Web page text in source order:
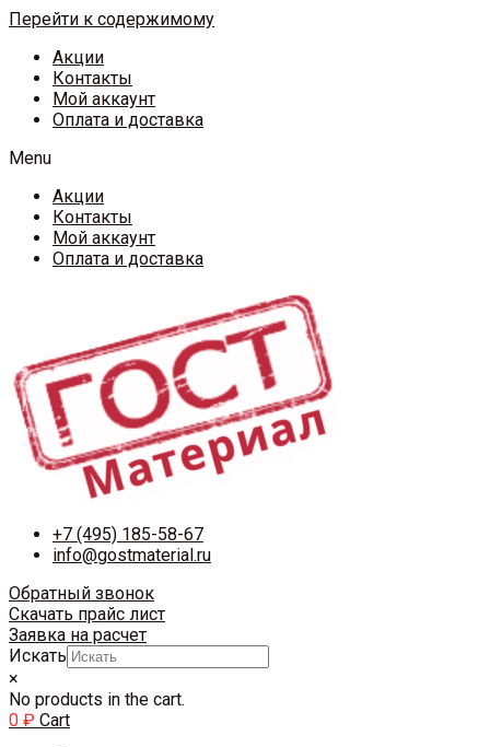
Перейти к содержимому
Акции
Контакты
Мой аккаунт
Оплата и доставка
Menu
Акции
Контакты
Мой аккаунт
Оплата и доставка
+7 (495) 185-58-67
info@gostmaterial.ru
Обратный звонок
Скачать прайс лист
Заявка на расчет
Искать
×
No products in the cart.
0 ₽ Cart